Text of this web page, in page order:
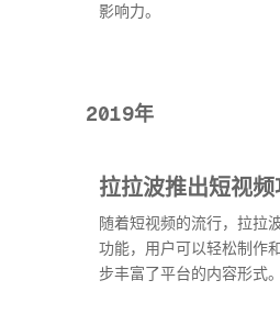
影响力。
2019年
拉拉波推出短视
随着短视频的流行，拉拉
功能，用户可以轻松制作
步丰富了平台的内容形式。